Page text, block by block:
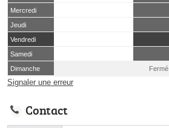
Mercredi
Jeudi
Vendredi
Samedi
Dimanche
Fermé
Signaler une erreur
Contact